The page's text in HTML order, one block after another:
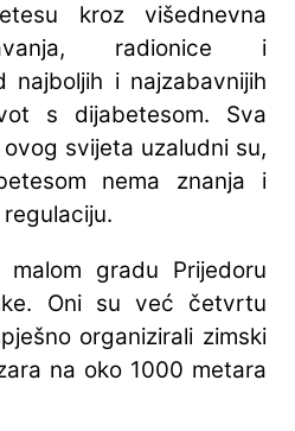
kroz višednevna
radionice i
najboljih i najzabavnijih
s dijabetesom. Sva
svijeta uzaludni su,
nema znanja i
gradu Prijedoru
Oni su već četvrtu
organizirali zimski
na oko 1000 metara